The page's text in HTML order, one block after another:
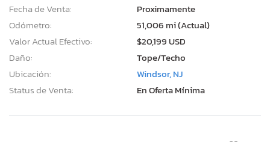
Fecha de Venta:
Proximamente
Odómetro:
51,006 mi (Actual)
Valor Actual Efectivo:
$20,199 USD
Daño:
Tope/Techo
Ubicación:
Windsor, NJ
Status de Venta:
En Oferta Mínima